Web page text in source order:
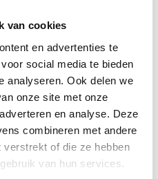
van cookies
en advertenties te
social media te bieden
analyseren. Ook delen we
onze site met onze
en analyse. Deze
combineren met andere
verstrekt of die ze hebben
van hun services.
met Florimo
het is om bloemen van de beste
we ervoor dat al onze
gekweekt en verpakt.
en ervaar zelf waarom zoveel
bloemen kiezen. Met onze
dat je bestelling snel en vers
en laat je verleiden door hun
wij voor je klaar om je te